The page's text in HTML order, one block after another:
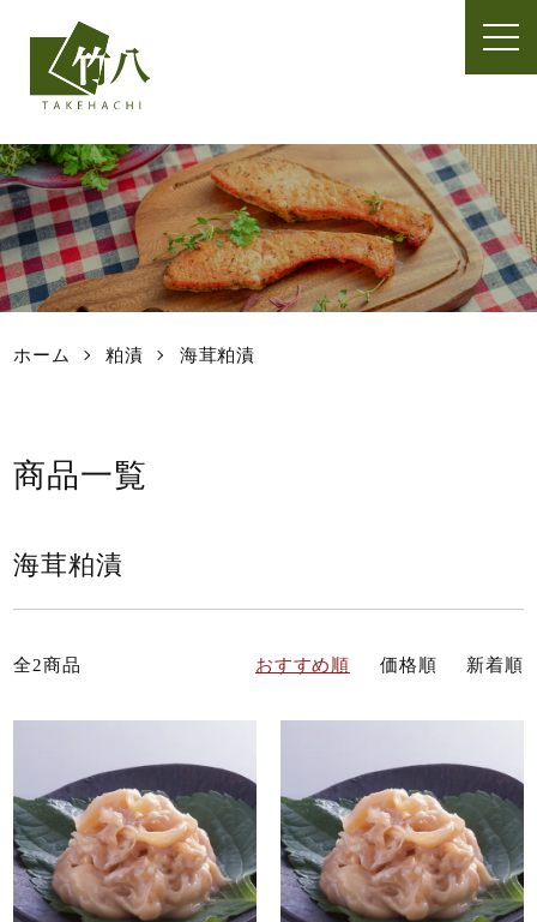
t
o
l
e
n
a
v
i
g
a
ホーム 粕漬 海茸粕漬
商品一覧
海茸粕漬
全2商品 おすすめ順 価格順 新着順